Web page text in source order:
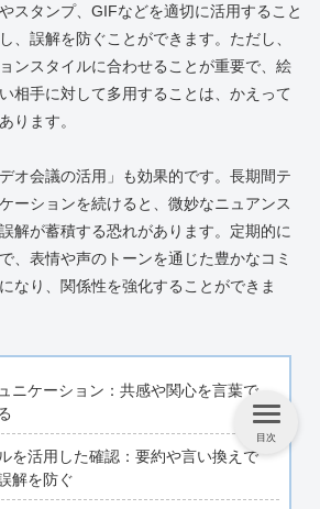
スタンプ、GIFなどを適切に活用すること
、誤解を防ぐことができます。ただし、
ンスタイルに合わせることが重要で、絵
相手に対して多用することは、かえって
ります。
オ会議の活用」も効果的です。長期間テ
ーションを続けると、微妙なニュアンス
解が蓄積する恐れがあります。定期的に
、表情や声のトーンを通じた豊かなコミ
なり、関係性を強化することができま
ニケーション：共感や関心を言葉で
を活用した確認：要約や言い換えで
解を防ぐ
目次